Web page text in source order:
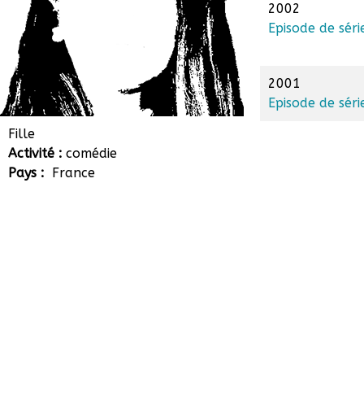
Laura Granier
Fille
Activité : comédie
Pays : France
2002
Episode de
2001
Episode de